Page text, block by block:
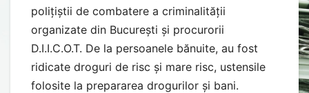
polițiștii de combatere a criminalității
organizate din București și procurorii
D.I.I.C.O.T. De la persoanele bănuite, au fost
ridicate droguri de risc și mare risc, ustensile
folosite la prepararea drogurilor și bani.